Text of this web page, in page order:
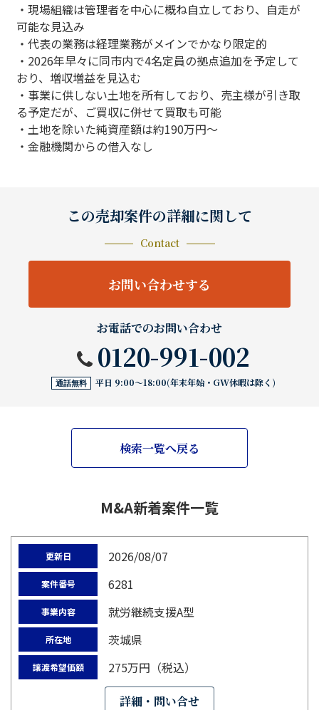
・現場組織は管理者を中心に概ね自立しており、自走が
可能な見込み
・代表の業務は経理業務がメインでかなり限定的
・2026年早々に同市内で4名定員の拠点追加を予定して
おり、増収増益を見込む
・事業に供しない土地を所有しており、売主様が引き取
る予定だが、ご買収に併せて買取も可能
・土地を除いた純資産額は約190万円～
・金融機関からの借入なし
この売却案件の詳細に関して
Contact
お問い合わせする
お電話でのお問い合わせ
0120-991-002
通話無料 平日 9:00〜18:00(年末年始・GW休暇は除く)
検索一覧へ戻る
M&A新着案件一覧
更新日 2026/08/07
案件番号 6281
事業内容 就労継続支援A型
所在地 茨城県
譲渡希望価額 275万円（税込）
詳細・問い合せ